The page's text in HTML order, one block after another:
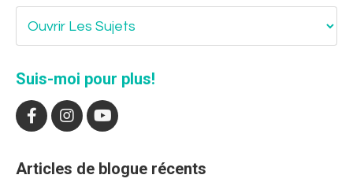
Suis-moi pour plus!
Articles de blogue récents